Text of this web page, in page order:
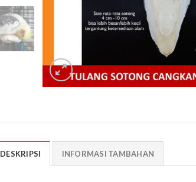
DESKRIPSI INFORMASI TAMBAHAN